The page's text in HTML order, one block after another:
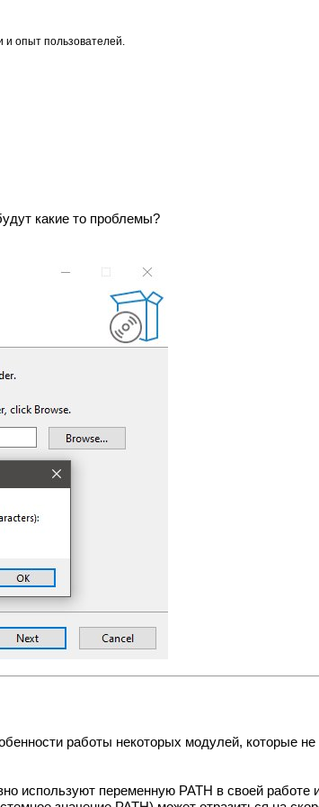
и опыт пользователей.
какие то проблемы?
работы некоторых модулей, которые
используют переменную PATH в своей